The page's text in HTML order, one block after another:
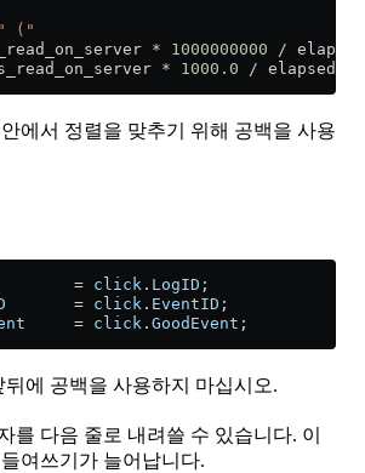
("
* 1000000000 /
* 1000.0 /
에서 정렬을 맞추기 위해 공백을 사용
=
click . LogID ;
       =
click . EventID ;
     =
click . GoodEvent ;
뒤에 공백을 사용하지 마십시오.
를 다음 줄로 내려쓸 수 있습니다. 이
여쓰기가 늘어납니다.